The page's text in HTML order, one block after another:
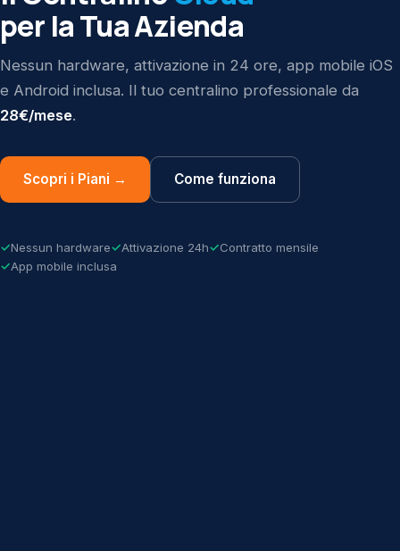
per la Tua Azienda
Nessun hardware, attivazione in 24 ore, app mobile iOS
e Android inclusa. Il tuo centralino professionale da
28€/mese.
Scopri i Piani → Come funziona
Nessun hardware Attivazione 24h
Contratto mensile
App mobile inclusa